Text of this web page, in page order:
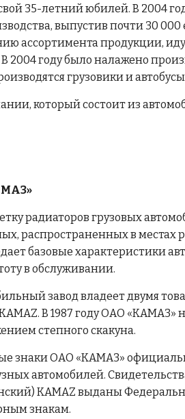
35-летний юбилей. В 2004
выпустив почти 30
ассортимента продукции,
2004 году было налажено
грузовики и
который состоит из
радиаторов грузовых
распространенных в
базовые характеристики
в обслуживании.
завод владеет двумя
В 1987 году ОАО
степного скакуна.
знаки ОАО «КАМАЗ»
автомобилей.
КАМАZ выданы
знакам.